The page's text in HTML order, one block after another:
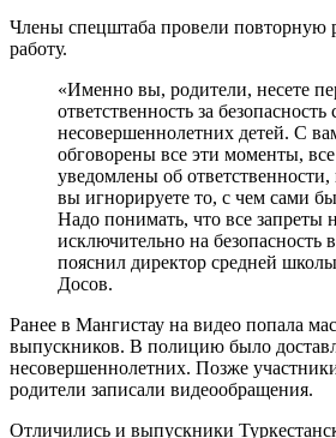
Члены спецштаба провели повторную
работу.
«Именно вы, родители, несете
ответственность за безопасность
несовершеннолетних детей. С
обговорены все эти моменты,
уведомлены об
вы игнорируете то, с чем сами
Надо понимать, что все запреты
исключительно на
пояснил директор средней
Досов.
Ранее в Мангистау на видео попала
выпускников. В полицию было
несовершеннолетних. Позже
родители записали видеообращения.
Отличились и выпускники